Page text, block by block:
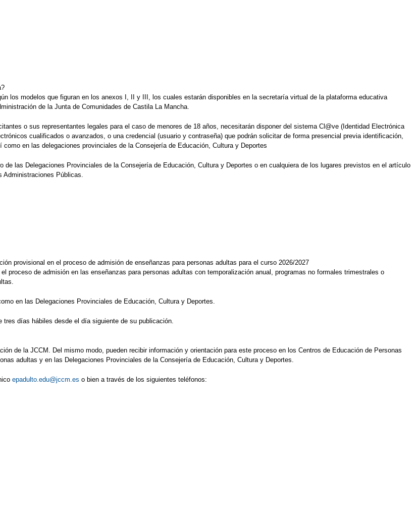
los modelos que figuran en los anexos I, II y III, los cuales estarán disponibles en la secretaría virtual de la plataforma educativa
de la Junta de Comunidades de Castila La Mancha.
o sus representantes legales para el caso de menores de 18 años, necesitarán disponer del sistema Cl@ve (Identidad Electrónica
cualificados o avanzados, o una credencial (usuario y contraseña) que podrán solicitar de forma presencial previa identificación,
en las delegaciones provinciales de la Consejería de Educación, Cultura y Deportes
de las Delegaciones Provinciales de la Consejería de Educación, Cultura y Deportes o en cualquiera de los lugares previstos en el artículo
Públicas.
provisional en el proceso de admisión de enseñanzas para personas adultas para el curso 2026/2027
proceso de admisión en las enseñanzas para personas adultas con temporalización anual, programas no formales trimestrales o
en las Delegaciones Provinciales de Educación, Cultura y Deportes.
días hábiles desde el día siguiente de su publicación.
de la JCCM. Del mismo modo, pueden recibir información y orientación para este proceso en los Centros de Educación de Personas
adultas y en las Delegaciones Provinciales de la Consejería de Educación, Cultura y Deportes.
epadulto.edu@jccm.es o bien a través de los siguientes teléfonos: